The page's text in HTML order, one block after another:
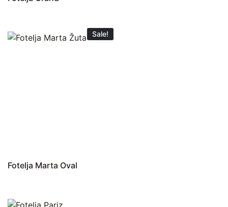
Sale!
Fotelja Marta Oval